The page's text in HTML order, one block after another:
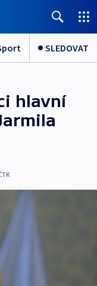
SLEDOVAT
hlavní